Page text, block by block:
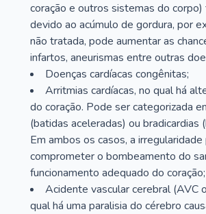
coração e outros sistemas do
devido ao acúmulo de gordura, por
não tratada, pode aumentar as
infartos, aneurismas entre outras
Doenças cardíacas congênitas;
Arritmias cardíacas, no qual há
do coração. Pode ser categorizada
(batidas aceleradas) ou bradicardias
Em ambos os casos, a
comprometer o bombeamento do
funcionamento adequado do coração;
Acidente vascular cerebral (AVC
qual há uma paralisia do cérebro